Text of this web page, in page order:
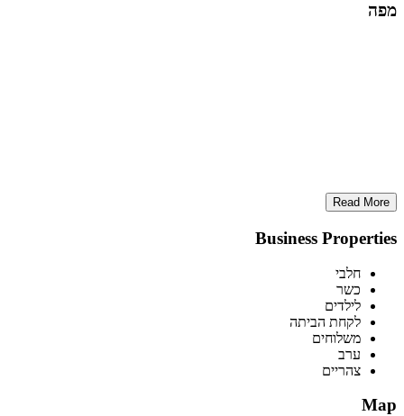
מפה
Read More
Business Properties
חלבי
כשר
לילדים
לקחת הביתה
משלוחים
ערב
צהריים
Map